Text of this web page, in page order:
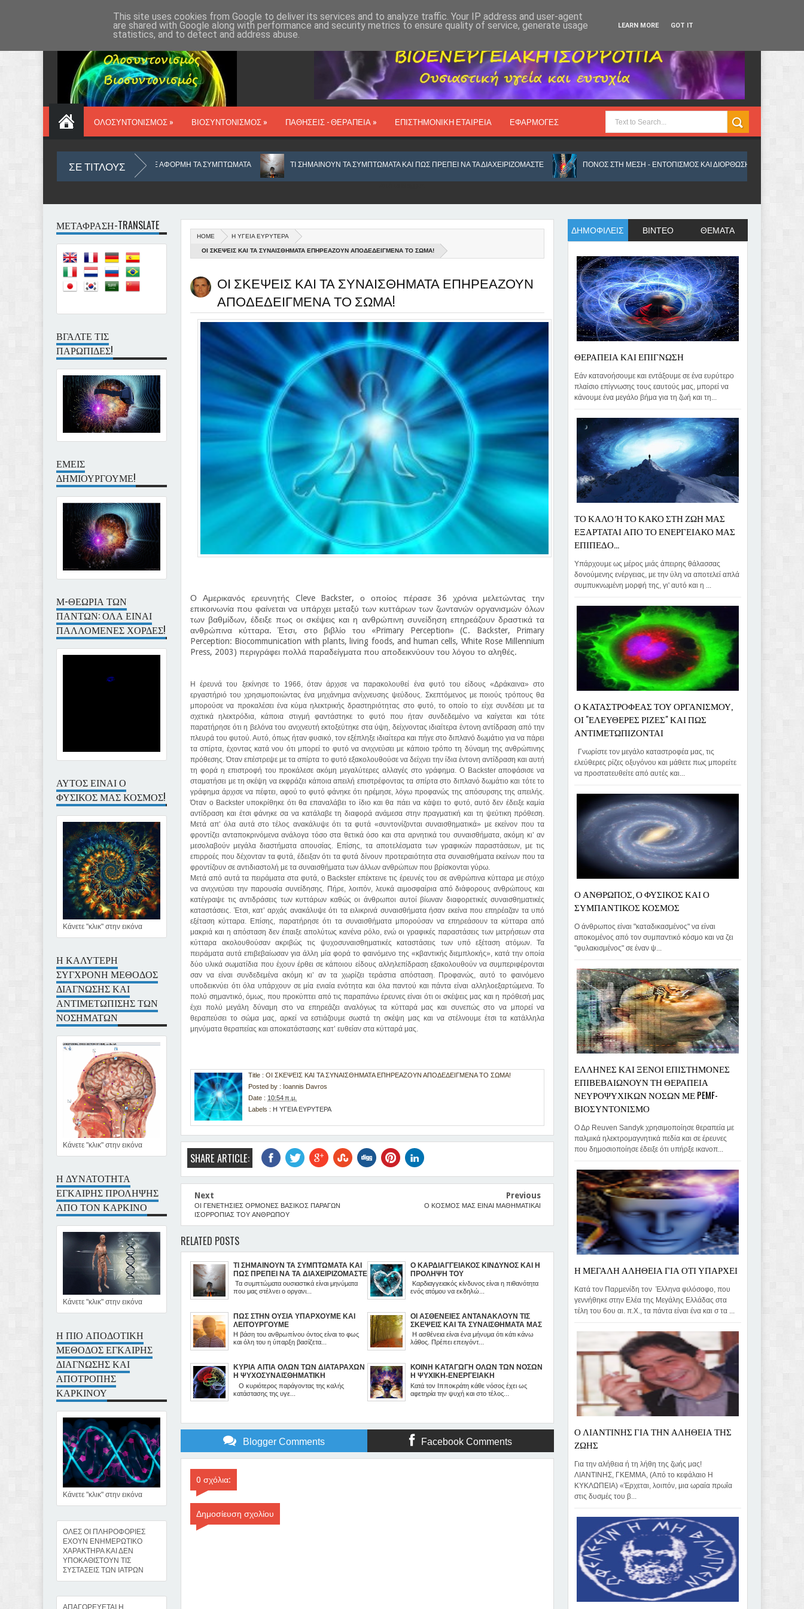
ΟΛΟΣΥΝΤΟΝΙΣΜΟΣ » ΒΙΟΣΥΝΤΟΝΙΣΜΟΣ » ΠΑΘΗΣΕΙΣ - ΘΕΡΑΠΕΙΑ » ΕΠΙΣΤΗΜΟΝΙΚΗ ΕΤΑΙΡΕΙΑ ΕΦΑΡΜΟΓΕΣ
ΣΕ ΤΙΤΛΟΥΣΜΕ ΑΦΟΡΜΗ ΤΑ ΣΥΜΠΤΩΜΑΤΑ ΤΙ ΣΗΜΑΙΝΟΥΝ ΤΑ ΣΥΜΠΤΩΜΑΤΑ ΚΑΙ ΠΩΣ ΠΡΕΠΕΙ ΝΑ ΤΑ ΔΙΑΧΕΙΡΙΖΟΜΑΣΤΕ ΠΟΝΟΣ ΣΤΗ ΜΕΣΗ - ΕΝΤΟΠΙΣΜΟΣ ΚΑΙ ΔΙΟΡΘΩΣΗ ΤΟΥ ΠΡΟΒΛΗΜΑΤΟΣ
Ο ΥΛΙΚΟΣ ΚΟΣΜΟΣ ΠΟΥ ΖΟΥΜΕ ΑΠΟ ΑΠΟΨΗ ΟΥΣΙΑΣ ΑΝΙΧΝΕΥΕΤΑΙ ΚΑΙ ΕΞΟΥΔΕΤΕΡΩΝΕΤΑΙ ΙΟΣ, ΩΣ ΑΙΤΙΟ ΚΑΡΚΙΝΟΥ ΣΤΟΥΣ ΠΝΕΥΜΟΝΕΣ ΚΑΙ ΔΙΑΤΑΡΑΧΗΣ ΤΟΥ ΟΥΡΟΠΟΙΗΤΙΚΟΥ
HOME Η ΥΓΕΙΑ ΕΥΡΥΤΕΡΑ
ΟΙ ΣΚΕΨΕΙΣ ΚΑΙ ΤΑ ΣΥΝΑΙΣΘΗΜΑΤΑ ΕΠΗΡΕΑΖΟΥΝ ΑΠΟΔΕΔΕΙΓΜΕΝΑ ΤΟ ΣΩΜΑ!
ΟΙ ΣΚΕΨΕΙΣ ΚΑΙ ΤΑ ΣΥΝΑΙΣΘΗΜΑΤΑ ΕΠΗΡΕΑΖΟΥΝ
ΑΠΟΔΕΔΕΙΓΜΕΝΑ ΤΟ ΣΩΜΑ!
Ο Αμερικανός ερευνητής Cleve Backster, ο οποίος πέρασε 36 χρόνια μελετώντας την
επικοινωνία που φαίνεται να υπάρχει μεταξύ των κυττάρων των ζωντανών οργανισμών όλων
των βαθμίδων, έδειξε πως οι σκέψεις και η ανθρώπινη συνείδηση επηρεάζουν δραστικά τα
ανθρώπινα κύτταρα. Έτσι, στο βιβλίο του «Primary Perception» (C. Backster, Primary
Perception: Biocommunication with plants, living foods, and human cells, White Rose Millennium
Press, 2003) περιγράφει πολλά παραδείγματα που αποδεικνύουν του λόγου το αληθές.
Η έρευνά του ξεκίνησε το 1966, όταν άρχισε να παρακολουθεί ένα φυτό του είδους «Δράκαινα» στο
εργαστήριό του χρησιμοποιώντας ένα μηχάνημα ανίχνευσης ψεύδους. Σκεπτόμενος με ποιούς τρόπους θα
μπορούσε να προκαλέσει ένα κύμα ηλεκτρικής δραστηριότητας στο φυτό, το οποίο το είχε συνδέσει με τα
σχετικά ηλεκτρόδια, κάποια στιγμή φαντάστηκε το φυτό που ήταν συνδεδεμένο να καίγεται και τότε
παρατήρησε ότι η βελόνα του ανιχνευτή εκτοξεύτηκε στα ύψη, δείχνοντας ιδιαίτερα έντονη αντίδραση από την
πλευρά του φυτού. Αυτό, όπως ήταν φυσικό, τον εξέπληξε ιδιαίτερα και πήγε στο διπλανό δωμάτιο για να πάρει
τα σπίρτα, έχοντας κατά νου ότι μπορεί το φυτό να ανιχνεύσει με κάποιο τρόπο τη δύναμη της ανθρώπινης
πρόθεσης. Όταν επέστρεψε με τα σπίρτα το φυτό εξακολουθούσε να δείχνει την ίδια έντονη αντίδραση και αυτή
τη φορά η επιστροφή του προκάλεσε ακόμη μεγαλύτερες αλλαγές στο γράφημα. Ο Backster αποφάσισε να
σταματήσει με τη σκέψη να εκφράζει κάποια απειλή επιστρέφοντας τα σπίρτα στο διπλανό δωμάτιο και τότε το
γράφημα άρχισε να πέφτει, αφού το φυτό φάνηκε ότι ηρέμησε, λόγω προφανώς της απόσυρσης της απειλής.
Όταν ο Backster υποκρίθηκε ότι θα επαναλάβει το ίδιο και θα πάει να κάψει το φυτό, αυτό δεν έδειξε καμία
αντίδραση και έτσι φάνηκε σα να κατάλαβε τη διαφορά ανάμεσα στην πραγματική και τη ψεύτικη πρόθεση.
Μετά απ’ όλα αυτά στο τέλος ανακάλυψε ότι τα φυτά «συντονίζονται συναισθηματικά» με εκείνον που τα
φροντίζει ανταποκρινόμενα ανάλογα τόσο στα θετικά όσο και στα αρνητικά του συναισθήματα, ακόμη κι’ αν
μεσολαβούν μεγάλα διαστήματα απουσίας. Επίσης, τα αποτελέσματα των γραφικών παραστάσεων, με τις
επιρροές που δέχονταν τα φυτά, έδειξαν ότι τα φυτά δίνουν προτεραιότητα στα συναισθήματα εκείνων που τα
φροντίζουν σε αντιδιαστολή με τα συναισθήματα των άλλων ανθρώπων που βρίσκονται γύρω.
Μετά από αυτά τα πειράματα στα φυτά, ο Backster επέκτεινε τις έρευνές του σε ανθρώπινα κύτταρα με στόχο
να ανιχνεύσει την παρουσία συνείδησης. Πήρε, λοιπόν, λευκά αιμοσφαίρια από διάφορους ανθρώπους και
κατέγραψε τις αντιδράσεις των κυττάρων καθώς οι άνθρωποι αυτοί βίωναν διαφορετικές συναισθηματικές
καταστάσεις. Έτσι, κατ’ αρχάς ανακάλυψε ότι τα ειλικρινά συναισθήματα ήσαν εκείνα που επηρέαζαν τα υπό
εξέταση κύτταρα. Επίσης, παρατήρησε ότι τα συναισθήματα μπορούσαν να επηρεάσουν τα κύτταρα από
μακριά και η απόσταση δεν έπαιξε απολύτως κανένα ρόλο, ενώ οι γραφικές παραστάσεις των μετρήσεων στα
κύτταρα ακολουθούσαν ακριβώς τις ψυχοσυναισθηματικές καταστάσεις των υπό εξέταση ατόμων. Τα
πειράματα αυτά επιβεβαίωσαν για άλλη μία φορά το φαινόμενο της «κβαντικής διεμπλοκής», κατά την οποία
δύο υλικά σωματίδια που έχουν έρθει σε κάποιου είδους αλληλεπίδραση εξακολουθούν να συμπεριφέρονται
σαν να είναι συνδεδεμένα ακόμη κι’ αν τα χωρίζει τεράστια απόσταση. Προφανώς, αυτό το φαινόμενο
υποδεικνύει ότι όλα υπάρχουν σε μία ενιαία ενότητα και όλα παντού και πάντα είναι αλληλοεξαρτώμενα. Το
πολύ σημαντικό, όμως, που προκύπτει από τις παραπάνω έρευνες είναι ότι οι σκέψεις μας και η πρόθεσή μας
έχει πολύ μεγάλη δύναμη στο να επηρεάζει αναλόγως τα κύτταρά μας και συνεπώς στο να μπορεί να
θεραπεύσει το σώμα μας, αρκεί να εστιάζουμε σωστά τη σκέψη μας και να στέλνουμε έτσι τα κατάλληλα
μηνύματα θεραπείας και αποκατάστασης κατ’ ευθείαν στα κύτταρά μας.
Title : ΟΙ ΣΚΕΨΕΙΣ ΚΑΙ ΤΑ ΣΥΝΑΙΣΘΗΜΑΤΑ ΕΠΗΡΕΑΖΟΥΝ ΑΠΟΔΕΔΕΙΓΜΕΝΑ ΤΟ ΣΩΜΑ!
Posted by : Ioannis Davros
Date : 10:54 π.μ.
Labels : Η ΥΓΕΙΑ ΕΥΡΥΤΕΡΑ
SHARE ARTICLE:
Next
ΟΙ ΓΕΝΕΤΗΣΙΕΣ ΟΡΜΟΝΕΣ ΒΑΣΙΚΟΣ ΠΑΡΑΓΩΝ
ΙΣΟΡΡΟΠΙΑΣ ΤΟΥ ΑΝΘΡΩΠΟΥ
Previous
Ο ΚΟΣΜΟΣ ΜΑΣ ΕΙΝΑΙ ΜΑΘΗΜΑΤΙΚΑ!
RELATED POSTS
ΤΙ ΣΗΜΑΙΝΟΥΝ ΤΑ ΣΥΜΠΤΩΜΑΤΑ ΚΑΙ
ΠΩΣ ΠΡΕΠΕΙ ΝΑ ΤΑ ΔΙΑΧΕΙΡΙΖΟΜΑΣΤΕ
Τα συμπτώματα ουσιαστικά είναι μηνύματα
που μας στέλνει ο οργανι...
Ο ΚΑΡΔΙΑΓΓΕΙΑΚΟΣ ΚΙΝΔΥΝΟΣ ΚΑΙ Η
ΠΡΟΛΗΨΗ ΤΟΥ
Καρδιαγγειακός κίνδυνος είναι η πιθανότητα
ενός ατόμου να εκδηλώ...
ΠΩΣ ΣΤΗΝ ΟΥΣΙΑ ΥΠΑΡΧΟΥΜΕ ΚΑΙ
ΛΕΙΤΟΥΡΓΟΥΜΕ
Η βάση του ανθρωπίνου όντος είναι το φως
και όλη του η ύπαρξη βασίζετα...
ΟΙ ΑΣΘΕΝΕΙΕΣ ΑΝΤΑΝΑΚΛΟΥΝ ΤΙΣ
ΣΚΕΨΕΙΣ ΚΑΙ ΤΑ ΣΥΝΑΙΣΘΗΜΑΤΑ ΜΑΣ
Η ασθένεια είναι ένα μήνυμα ότι κάτι κάνω
λάθος. Πρέπει επειγόντ...
ΚΥΡΙΑ ΑΙΤΙΑ ΟΛΩΝ ΤΩΝ ΔΙΑΤΑΡΑΧΩΝ
Η ΨΥΧΟΣΥΝΑΙΣΘΗΜΑΤΙΚΗ
ΚΑΤΑΣΤΑΣΗ
Ο κυριότερος παράγοντας της καλής
κατάστασης της υγε...
ΚΟΙΝΗ ΚΑΤΑΓΩΓΗ ΟΛΩΝ ΤΩΝ ΝΟΣΩΝ
Η ΨΥΧΙΚΗ-ΕΝΕΡΓΕΙΑΚΗ
ΑΝΙΣΟΡΡΟΠΙΑ
Κατά τον Ιπποκράτη κάθε νόσος έχει ως
αφετηρία την ψυχή και στο τέλος...
Blogger Comments Facebook Comments
0 σχόλια:
Δημοσίευση σχολίου
ΜΕΤΑΦΡΑΣΗ-TRANSLATE
ΒΓΑΛΤΕ ΤΙΣ
ΠΑΡΩΠΙΔΕΣ!
ΕΜΕΙΣ
ΔΗΜΙΟΥΡΓΟΥΜΕ!
Μ-ΘΕΩΡΙΑ ΤΩΝ
ΠΑΝΤΩΝ: ΟΛΑ ΕΙΝΑΙ
ΠΑΛΛΟΜΕΝΕΣ ΧΟΡΔΕΣ!
ΑΥΤΟΣ ΕΙΝΑΙ Ο
ΦΥΣΙΚΟΣ ΜΑΣ ΚΟΣΜΟΣ!
Κάνετε "κλικ" στην εικόνα
Η ΚΑΛΥΤΕΡΗ
ΣΥΓΧΡΟΝΗ ΜΕΘΟΔΟΣ
ΔΙΑΓΝΩΣΗΣ ΚΑΙ
ΑΝΤΙΜΕΤΩΠΙΣΗΣ ΤΩΝ
ΝΟΣΗΜΑΤΩΝ
Κάνετε "κλικ" στην εικόνα
Η ΔΥΝΑΤΟΤΗΤΑ
ΕΓΚΑΙΡΗΣ ΠΡΟΛΗΨΗΣ
ΑΠΟ ΤΟΝ ΚΑΡΚΙΝΟ
Κάνετε "κλικ" στην εικόνα
Η ΠΙΟ ΑΠΟΔΟΤΙΚΗ
ΜΕΘΟΔΟΣ ΕΓΚΑΙΡΗΣ
ΔΙΑΓΝΩΣΗΣ ΚΑΙ
ΑΠΟΤΡΟΠΗΣ
ΚΑΡΚΙΝΟΥ
Κάνετε "κλικ" στην εικόνα
ΟΛΕΣ ΟΙ ΠΛΗΡΟΦΟΡΙΕΣ
ΕΧΟΥΝ ΕΝΗΜΕΡΩΤΙΚΟ
ΧΑΡΑΚΤΗΡΑ ΚΑΙ ΔΕΝ
ΥΠΟΚΑΘΙΣΤΟΥΝ ΤΙΣ
ΣΥΣΤΑΣΕΙΣ ΤΩΝ ΙΑΤΡΩΝ
ΑΠΑΓΟΡΕΥΕΤΑΙ Η
ΔΗΜΟΦΙΛΕΙΣ ΒΙΝΤΕΟ ΘΕΜΑΤΑ
ΘΕΡΑΠΕΙΑ ΚΑΙ ΕΠΙΓΝΩΣΗ
Εάν κατανοήσουμε και εντάξουμε σε ένα ευρύτερο
πλαίσιο επίγνωσης τους εαυτούς μας, μπορεί να
κάνουμε ένα μεγάλο βήμα για τη ζωή και τη...
ΤΟ ΚΑΛΟ Ή ΤΟ ΚΑΚΟ ΣΤΗ ΖΩΗ ΜΑΣ
ΕΞΑΡΤΑΤΑΙ ΑΠΟ ΤΟ ΕΝΕΡΓΕΙΑΚΟ ΜΑΣ
ΕΠΙΠΕΔΟ...
Υπάρχουμε ως μέρος μιάς άπειρης θάλασσας
δονούμενης ενέργειας, με την ύλη να αποτελεί απλά
συμπυκνωμένη μορφή της, γι' αυτό και η ...
Ο ΚΑΤΑΣΤΡΟΦΕΑΣ ΤΟΥ ΟΡΓΑΝΙΣΜΟΥ,
ΟΙ "ΕΛΕΥΘΕΡΕΣ ΡΙΖΕΣ" ΚΑΙ ΠΩΣ
ΑΝΤΙΜΕΤΩΠΙΖΟΝΤΑΙ
Γνωρίστε τον μεγάλο καταστροφέα μας, τις
ελεύθερες ρίζες οξυγόνου και μάθετε πως μπορείτε
να προστατευθείτε από αυτές και...
Ο ΑΝΘΡΩΠΟΣ, Ο ΦΥΣΙΚΟΣ ΚΑΙ Ο
ΣΥΜΠΑΝΤΙΚΟΣ ΚΟΣΜΟΣ
Ο άνθρωπος είναι "καταδικασμένος" να είναι
αποκομένος από τον συμπαντικό κόσμο και να ζει
"φυλακισμένος" σε έναν ψ...
ΕΛΛΗΝΕΣ ΚΑΙ ΞΕΝΟΙ ΕΠΙΣΤΗΜΟΝΕΣ
ΕΠΙΒΕΒΑΙΩΝΟΥΝ ΤΗ ΘΕΡΑΠΕΙΑ
ΝΕΥΡΟΨΥΧΙΚΩΝ ΝΟΣΩΝ ΜΕ PEMF-
ΒΙΟΣΥΝΤΟΝΙΣΜΟ
Ο Δρ Reuven Sandyk χρησιμοποίησε θεραπεία με
παλμικά ηλεκτρομαγνητικά πεδία και σε έρευνες
που δημοσιοποίησε έδειξε ότι υπήρξε ικανοπ...
Η ΜΕΓΑΛΗ ΑΛΗΘΕΙΑ ΓΙΑ ΟΤΙ ΥΠΑΡΧΕΙ
Κατά τον Παρμενίδη τον Έλληνα φιλόσοφο, που
γεννήθηκε στην Ελέα της Μεγάλης Ελλάδας στα
τέλη του 6ου αι. π.Χ., τα πάντα είναι ένα και σ τα ...
Ο ΛΙΑΝΤΙΝΗΣ ΓΙΑ ΤΗΝ ΑΛΗΘΕΙΑ ΤΗΣ
ΖΩΗΣ
Για την αλήθεια ή τη λήθη της ζωής μας!
ΛΙΑΝΤΙΝΗΣ, ΓΚΕΜΜΑ, (Από το κεφάλαιο Η
ΚΥΚΛΩΠΕΙΑ) «Έρχεται, λοιπόν, μια ωραία πρωΐα
στις δυσμές του β...
This site uses cookies from Google to deliver its services and to analyze traffic. Your IP address and user-agent
are shared with Google along with performance and security metrics to ensure quality of service, generate usage
statistics, and to detect and address abuse.
LEARN MORE GOT IT